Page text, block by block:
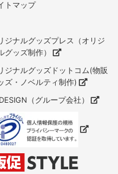
トマップ
ジナルグッズプレス（オリジ
グッズ制作）
ジナルグッズドットコム(物販
ズ・ノベルティ制作)
（グループ会社）